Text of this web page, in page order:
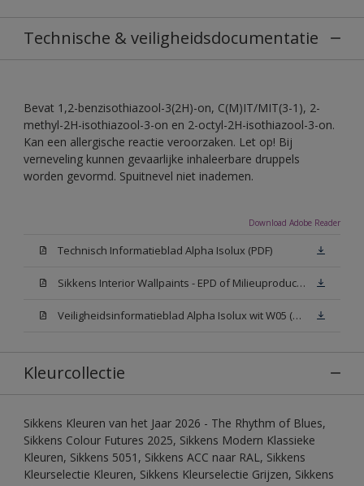
Technische & veiligheidsdocumentatie
Bevat 1,2-benzisothiazool-3(2H)-on, C(M)IT/MIT(3-1), 2-
methyl-2H-isothiazool-3-on en 2-octyl-2H-isothiazool-3-on.
Kan een allergische reactie veroorzaken. Let op! Bij
verneveling kunnen gevaarlijke inhaleerbare druppels
worden gevormd. Spuitnevel niet inademen.
Download Adobe Reader
Technisch Informatieblad Alpha Isolux (PDF)
Sikkens Interior Wallpaints - EPD of Milieuproductverklaring
Veiligheidsinformatieblad Alpha Isolux wit W05 (SDS)
Kleurcollectie
Sikkens Kleuren van het Jaar 2026 - The Rhythm of Blues,
Sikkens Colour Futures 2025, Sikkens Modern Klassieke
Kleuren, Sikkens 5051, Sikkens ACC naar RAL, Sikkens
Kleurselectie Kleuren, Sikkens Kleurselectie Grijzen, Sikkens